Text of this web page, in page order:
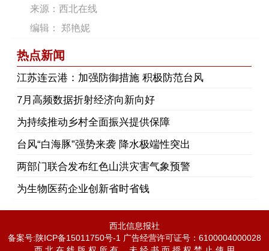
来源：西北在线
编辑： 郑艳妮
热点新闻
江苏连云港：加强防御措施 积极防范台风
7月高频数据折射经济向新向好
为持续推动乡村全面振兴提供保障
台风“白海豚”强势来袭 降水极端性突出
两部门联合发布红色山洪灾害气象预警
为生物医药企业创新省时省钱
西北信息报社
备案号:陕ICP备15011750号-1 广告经营许可证号：6100004000028